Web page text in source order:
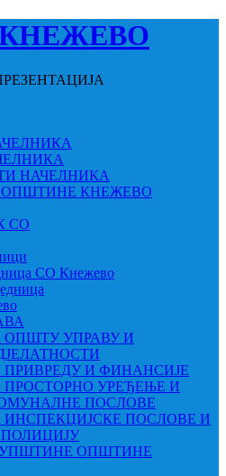
НАЧЕЛНИКА
ОПШТИНЕ КНЕЖЕВО
СО
СО Кнежево
ОПШТУ УПРАВУ И
ПРИВРЕДУ И ФИНАНСИЈЕ
ПРОСТОРНО УРЕЂЕЊЕ И
ПОСЛОВЕ
ИНСПЕКЦИЈСКЕ ПОСЛОВЕ И
ОПШТИНЕ